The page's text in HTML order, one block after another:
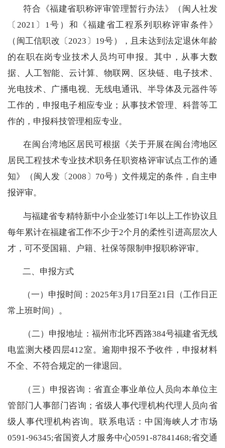
符合 《福建省职称评审管理暂行办法》（ 闽 人社发
〔2021 〕 1号 ）和《福建省工程系列职称评审条件》
（ 闽工信职改 〔2023 〕 19号），且未达到法定退休年龄
的在职在岗专业技术人员均可申报。 其中， 从事大数
据、人工智能、云计算、物联网、区块链、 电子技术、
光电技术、广播电视、无线电通讯、半导体及元器件等
工作的， 申报电子相应专业； 从事技术管理、科普等工
作的， 申报科技管理相应专业。
在闽台湾地区居民可根据《关于开展在闽台湾地区
居民工程技术专业技术职务任职资格评审试点工作的通
知》（闽人发 〔2008〕 70号）文件规定的条件，自主申
报评审。
与福建省专精特新中小企业签订1年以上工作协议且
每年累计在福建省工作不少于2个月的柔性引进高层次人
才，可不受国籍、户籍、社保等限制申报职称评审。
二、申报方式
（一）申报时间 ：2025年3月17日至21日
（工作日正
常上班时间） 。
（二）申报地址： 福州市北环西路384号福建省无线
电监测大楼 四层412室。 逾期申报不予收件，申报材料
不全、不符合规定的一律退回。
（三）申报咨询：省直企事业单位人员向本单位主
管部门人事部门咨询；省级人事代理机构代理人员向省
级人事代理机构咨询。联系电话：中国海峡人才市场
0591-96345;省国资人才服务中心0591-87841468;省交通